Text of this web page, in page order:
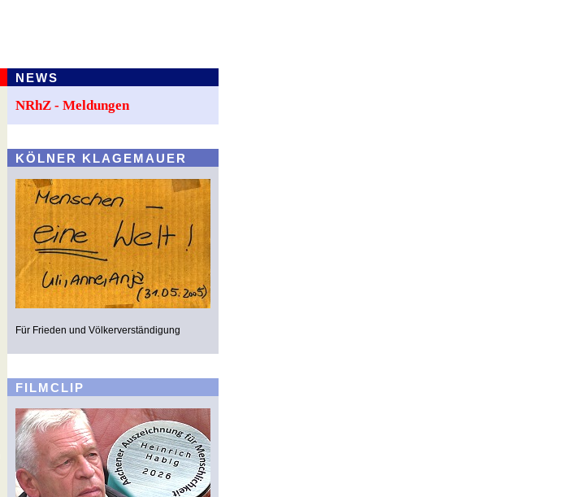
NEWS
NRhZ - Meldungen
KÖLNER KLAGEMAUER
Für Frieden und Völkerverständigung
FILMCLIP